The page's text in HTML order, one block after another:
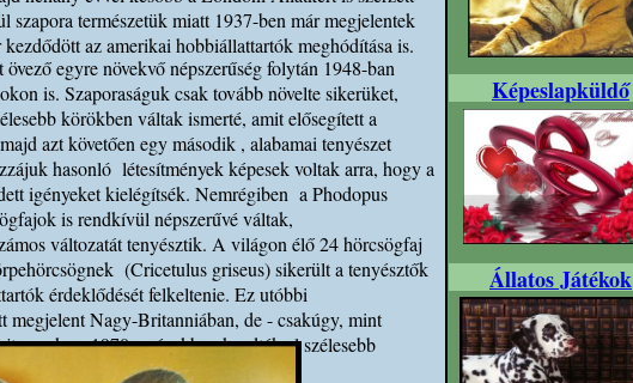
Képeslapküldő
Állatos Játékok
szapora természetük miatt 1937-ben már megjelentek
az amerikai hobbiállattartók meghódítása is.
egyre növekvő népszerűség folytán 1948-ban
is. Szaporaságuk csak tovább növelte sikerüket,
körökben váltak ismerté, amit elősegített a
azt követően egy második , alabamai tenyészet
hasonló létesítmények képesek voltak arra, hogy a
igényeket kielégítsék. Nemrégiben a Phodopus
is rendkívül népszerűvé váltak,
változatát tenyésztik. A világon élő 24 hörcsögfaj
(Cricetulus griseus) sikerült a tenyésztők
érdeklődését felkeltenie. Ez utóbbi
megjelent Nagy-Britanniában, de - csakúgy, mint
- csak az 1970-es években kezdték el szélesebb
körben tenyészteni.